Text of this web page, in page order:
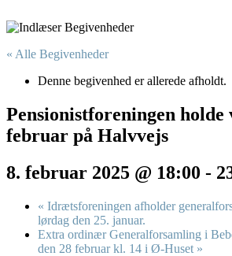
« Alle Begivenheder
Denne begivenhed er allerede afholdt.
Pensionistforeningen holde
februar på Halvvejs
8. februar 2025 @ 18:00 -
« Idrætsforeningen afholder
lørdag den 25. januar.
Extra ordinær Generalforsamling i
den 28 februar kl. 14 i Ø-Huset »